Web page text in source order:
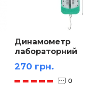
Динамометр
лабораторний
планшетний
270 грн.
0